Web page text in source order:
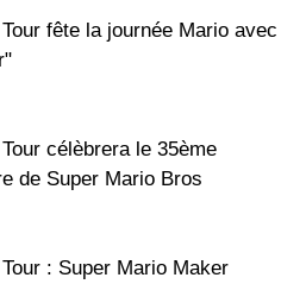
fête la journée Mario avec
célèbrera le 35ème
de Super Mario Bros
: Super Mario Maker